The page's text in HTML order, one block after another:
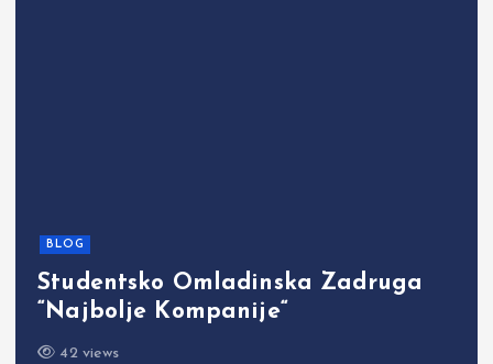
Omladinska Zadruga
Kompanije“
42 views